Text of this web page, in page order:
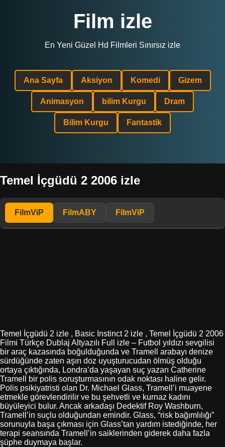
Film izle
En Yeni Güzel Hd Filmleri Sınırsız izle
Ana Sayfa Aksiyon Komedi Gizem
Animasyon bilim Kurgu Dram
Bilim Kurgu Fantastik
Temel İçgüdü 2 2006 izle
FilmViP FilmABY FilmViP
Temel İçgüdü 2 izle , Basic Instinct 2 izle , Temel İçgüdü 2 2006
Filmi Türkçe Dublaj Altyazılı Full izle – Futbol yıldızı sevgilisi
bir araç kazasında boğulduğunda ve Tramell arabayı denize
sürdüğünde zaten aşırı doz uyuşturucudan ölmüş olduğu
ortaya çıktığında, Londra’da yaşayan suç yazarı Catherine
Tramell bir polis soruşturmasının odak noktası haline gelir.
Polis psikiyatristi olan Dr. Michael Glass, Tramell’i muayene
etmekle görevlendirilir ve bu şehvetli ve kurnaz kadını
büyüleyici bulur. Ancak arkadaşı Dedektif Roy Washburn,
Tramell’in suçlu olduğundan emindir. Glass, “risk bağımlılığı”
sorunuyla başa çıkması için Glass’tan yardım istediğinde, her
terapi seansında Tramell’in saiklerinden giderek daha fazla
şüphe duymaya başlar.